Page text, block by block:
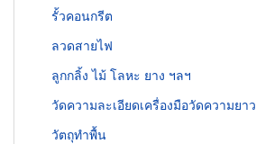
รั้วคอนกรีต
ลวดสายไฟ
ลูกกลิ้ง ไม้ โลหะ ยาง ฯลฯ
วัดความละเอียดเครื่องมือวัดความยาว
วัตถุทำพื้น